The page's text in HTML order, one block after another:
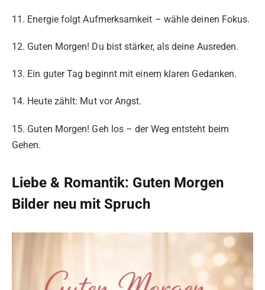
11. Energie folgt Aufmerksamkeit – wähle deinen Fokus.
12. Guten Morgen! Du bist stärker, als deine Ausreden.
13. Ein guter Tag beginnt mit einem klaren Gedanken.
14. Heute zählt: Mut vor Angst.
15. Guten Morgen! Geh los – der Weg entsteht beim
Gehen.
Liebe & Romantik: Guten Morgen
Bilder neu mit Spruch